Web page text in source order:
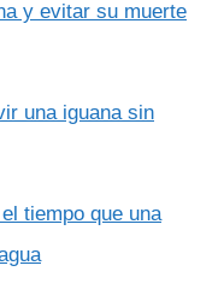
y evitar su muerte
una iguana sin
tiempo que una